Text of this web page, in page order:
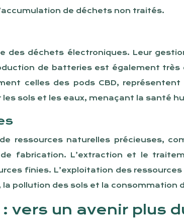
de déchets non traités.
des déchets électroniques. Leur
de batteries est également
celles des pods CBD,
sols et les eaux, menaçant la santé
ressources naturelles précieuses,
fabrication. L’extraction et le
finies. L’exploitation des
pollution des sols et la consommation
vers un avenir plus